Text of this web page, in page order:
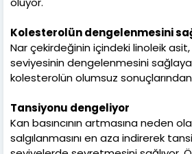
Kolesterolün dengelenmesini
Nar çekirdeğinin içindeki linoleik
seviyesinin dengelenmesini
kolesterolün olumsuz
Tansiyonu dengeliyor
Kan basıncının artmasına neden
salgılanmasını en aza indirerek